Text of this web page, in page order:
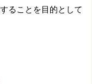
ることを目的として